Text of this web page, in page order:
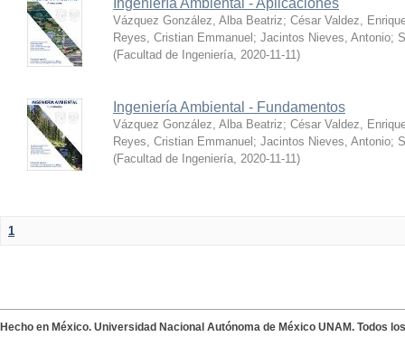
Ingeniería Ambiental - Aplicaciones
Vázquez González, Alba Beatriz; César Valdez,
Reyes, Cristian Emmanuel ; Jacintos Nieves, Antonio;
(Facultad de Ingeniería, 2020-11-11)
Ingeniería Ambiental - Fundamentos
Vázquez González, Alba Beatriz; César Valdez,
Reyes, Cristian Emmanuel ; Jacintos Nieves, Antonio;
(Facultad de Ingeniería, 2020-11-11)
1
Hecho en México. Universidad Nacional Autónoma de México UNAM. Todos